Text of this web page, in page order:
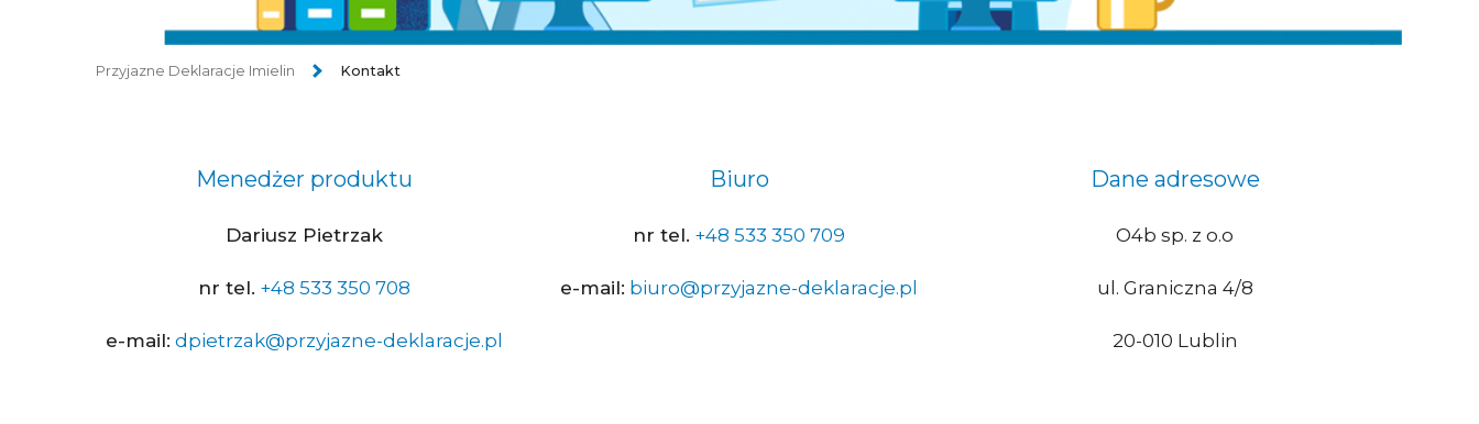
Przyjazne Deklaracje Imielin Kontakt
Menedżer produktu
Dariusz Pietrzak
nr tel. +48 533 350 708
e-mail: dpietrzak@przyjazne-deklaracje.pl
Biuro
nr tel. +48 533 350 709
e-mail: biuro@przyjazne-deklaracje.pl
Dane adresowe
O4b sp. z o.o
ul. Graniczna 4/8
20-010 Lublin